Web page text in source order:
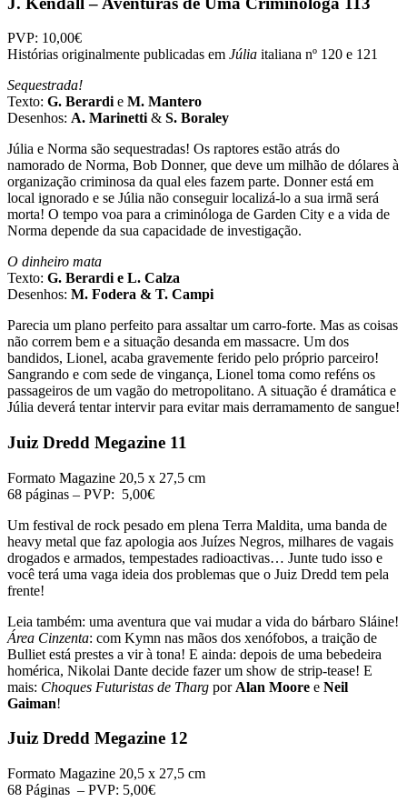
PVP: 10,00€
Histórias originalmente publicadas em Júlia italiana nº 120 e 121
Sequestrada!
Texto: G. Berardi e M. Mantero
Desenhos: A. Marinetti & S. Boraley
Júlia e Norma são sequestradas! Os raptores estão atrás do
namorado de Norma, Bob Donner, que deve um milhão de dólares à
organização criminosa da qual eles fazem parte. Donner está em
local ignorado e se Júlia não conseguir localizá-lo a sua irmã será
morta! O tempo voa para a criminóloga de Garden City e a vida de
Norma depende da sua capacidade de investigação.
O dinheiro mata
Texto: G. Berardi e L. Calza
Desenhos: M. Fodera & T. Campi
Parecia um plano perfeito para assaltar um carro-forte. Mas as coisas
não correm bem e a situação desanda em massacre. Um dos
bandidos, Lionel, acaba gravemente ferido pelo próprio parceiro!
Sangrando e com sede de vingança, Lionel toma como reféns os
passageiros de um vagão do metropolitano. A situação é dramática e
Júlia deverá tentar intervir para evitar mais derramamento de sangue!
Juiz Dredd Megazine 11
Formato Magazine 20,5 x 27,5 cm
68 páginas – PVP: 5,00€
Um festival de rock pesado em plena Terra Maldita, uma banda de
heavy metal que faz apologia aos Juízes Negros, milhares de vagais
drogados e armados, tempestades radioactivas… Junte tudo isso e
você terá uma vaga ideia dos problemas que o Juiz Dredd tem pela
frente!
Leia também: uma aventura que vai mudar a vida do bárbaro Sláine!
Área Cinzenta: com Kymn nas mãos dos xenófobos, a traição de
Bulliet está prestes a vir à tona! E ainda: depois de uma bebedeira
homérica, Nikolai Dante decide fazer um show de strip-tease! E
mais: Choques Futuristas de Tharg por Alan Moore e Neil
Gaiman!
Juiz Dredd Megazine 12
Formato Magazine 20,5 x 27,5 cm
68 Páginas – PVP: 5,00€